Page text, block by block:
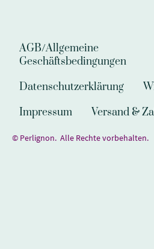
AGB/Allgemeine
Geschäftsbedingungen
Datenschutzerklärung
Impressum
Versand &
© Perlignon. Alle Rechte vorbehalten.